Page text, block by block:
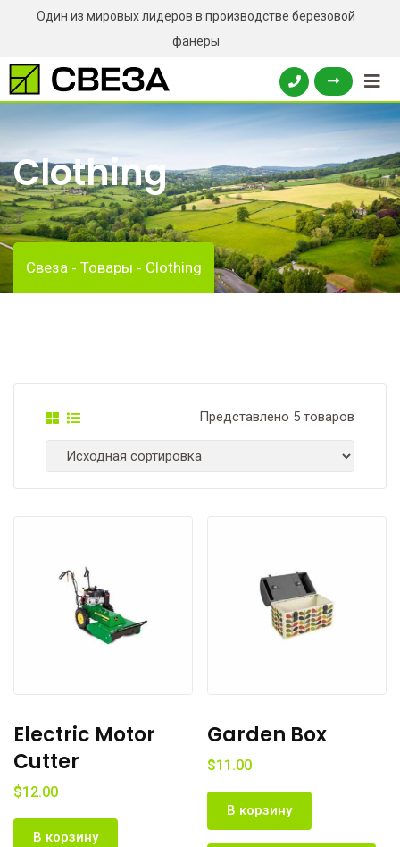
content
Один из мировых лидеров в производстве березовой
фанеры
Clothing
Свеза - Товары - Clothing
Представлено 5 товаров
Electric Motor
Cutter
$12.00
В корзину
Garden Box
$11.00
В корзину